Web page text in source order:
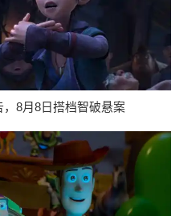
，8月8日搭档智破悬案